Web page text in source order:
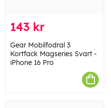
143 kr
Gear Mobilfodral 3
Kortfack Magseries Svart -
iPhone 16 Pro